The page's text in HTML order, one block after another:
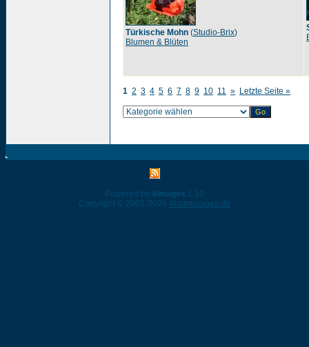
Türkische Mohn (Studio-Brix)
Blumen & Blüten
1 2 3 4 5 6 7 8 9 10 11 » Letzte Seite »
Powered by 4images 1.10
Copyright © 2002-2026 4homepages.de